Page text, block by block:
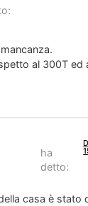
al 300T ed
ha
detto:
casa è stato